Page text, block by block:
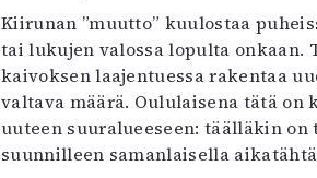
Kiirunan ”muutto” kuulostaa
tai lukujen valossa lopulta onkaan.
kaivoksen laajentuessa rakentaa
valtava määrä. Oululaisena tätä
uuteen suuralueeseen: täälläkin on
suunnilleen samanlaisella